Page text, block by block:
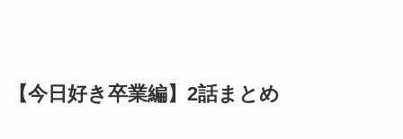
【今日好き卒業編】2話まとめ